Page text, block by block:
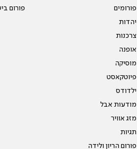
פורומים
יהדות
צרכנות
אופנה
מוסיקה
פיוטקאסט
ילדודס
מודעות אבל
מזג אוויר
תגיות
פורום הריון ולידה
פורום